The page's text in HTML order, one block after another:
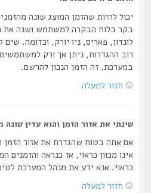
יכול להיות שהזמן המוצג שונה מהזמנים
בקר בלוח הבקרה למשתמש ושנה את הזמן
לונדון, פאריס, ניו יורק, וכדומה. שים לב
רוב ההגדרות, ניתן אך ורק למשתמשים
במערכת, זה הזמן הנכון להרשם.
חזור למעלה
שינתי את אזור הזמן והוא עדין שונה
אם אתה בטוח שהגדרת את אזור הזמן ושעון
אינו מכוון כראוי, אז כנראה והזמנים
כראוי. אנא ידע את מנהל המערכת לטיפול
חזור למעלה